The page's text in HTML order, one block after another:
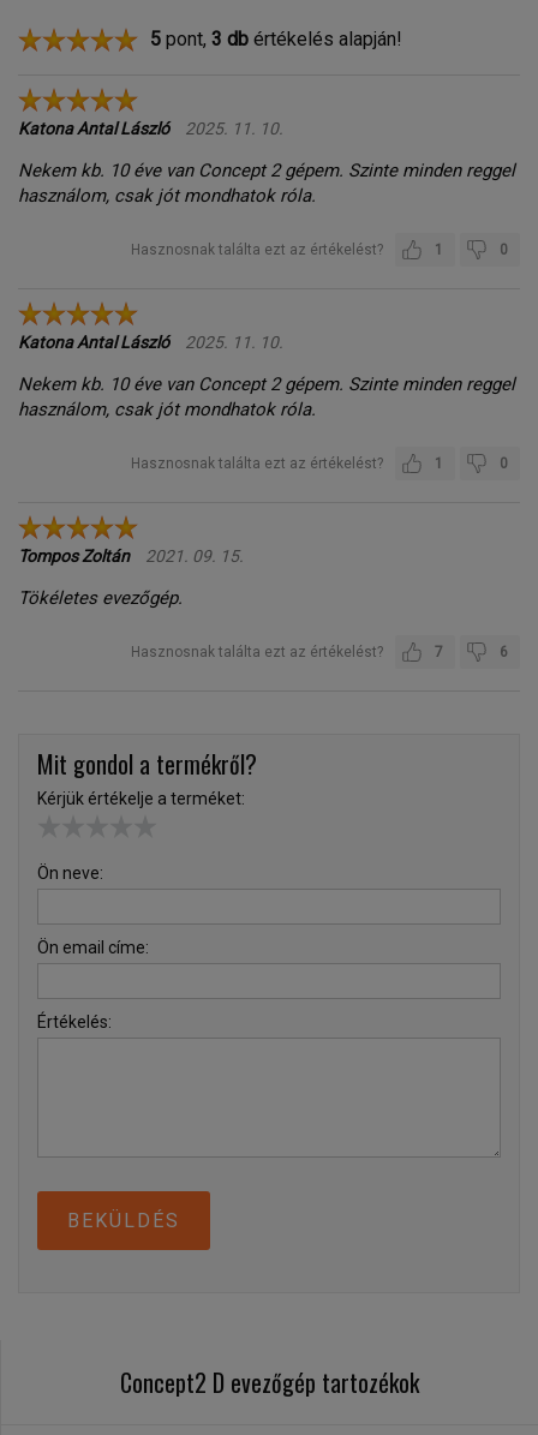
5 pont, 3 db értékelés alapján!
Katona Antal László 2025. 11. 10.
Nekem kb. 10 éve van Concept 2 gépem. Szinte minden reggel
használom, csak jót mondhatok róla.
Hasznosnak találta ezt az értékelést? 0
1
Katona Antal László 2025. 11. 10.
Nekem kb. 10 éve van Concept 2 gépem. Szinte minden reggel
használom, csak jót mondhatok róla.
Hasznosnak találta ezt az értékelést? 0
1
Tompos Zoltán 2021. 09. 15.
Tökéletes evezőgép.
Hasznosnak találta ezt az értékelést? 6
7
Mit gondol a termékről?
Kérjük értékelje a terméket:
Ön neve:
Ön email címe:
Értékelés:
BEKÜLDÉS
Concept2 D evezőgép tartozékok